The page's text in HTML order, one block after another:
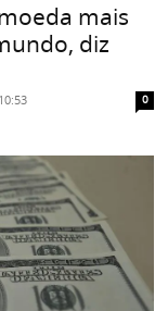
mais
diz
0